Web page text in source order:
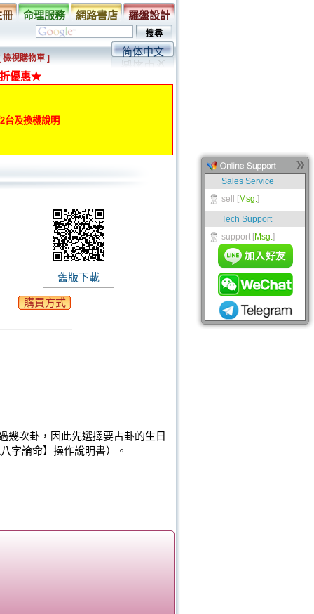
命理服務 網路書店 羅盤設計
檢視購物車 ]
简体中文
優惠★
台及換機說明
舊版下載
購買方式
幾次卦，因此先選擇要占卦的生日
字論命】操作說明書）。